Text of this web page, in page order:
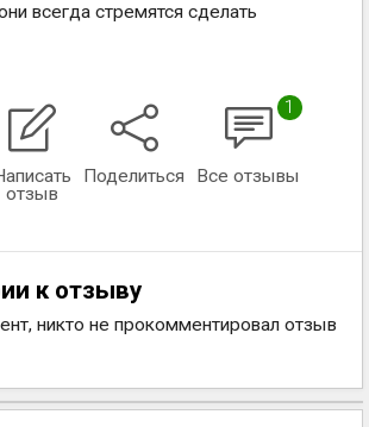
всегда стремятся сделать
отзыв
Поделиться
1
Все отзывы
к отзыву
никто не прокомментировал отзыв